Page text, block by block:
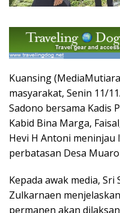
Kuansing
masyarakat, Senin 11/
Sadono bersama Kadis
Kabid Bina Marga,
Hevi H Antoni
perbatasan Desa
Kepada awak media, Sri
Zulkarnaen
permanen akan